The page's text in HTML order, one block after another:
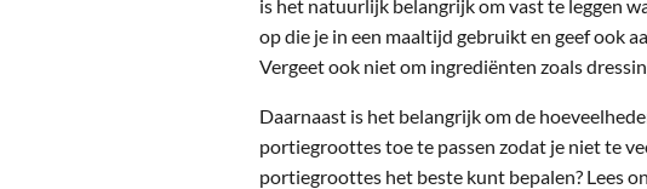
is het natuurlijk belangrijk om vast te leggen
op die je in een maaltijd gebruikt en geef ook
Vergeet ook niet om ingrediënten zoals
Daarnaast is het belangrijk om de
portiegroottes toe te passen zodat je niet te
portiegroottes het beste kunt bepalen? Lees